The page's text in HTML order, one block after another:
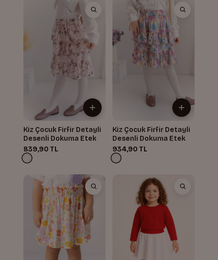
Kiz Çocuk Firfir Detayli
Desenli Dokuma Etek
839,90 TL
Kiz Çocuk Firfir Detayli
Desenli Dokuma Etek
934,90 TL